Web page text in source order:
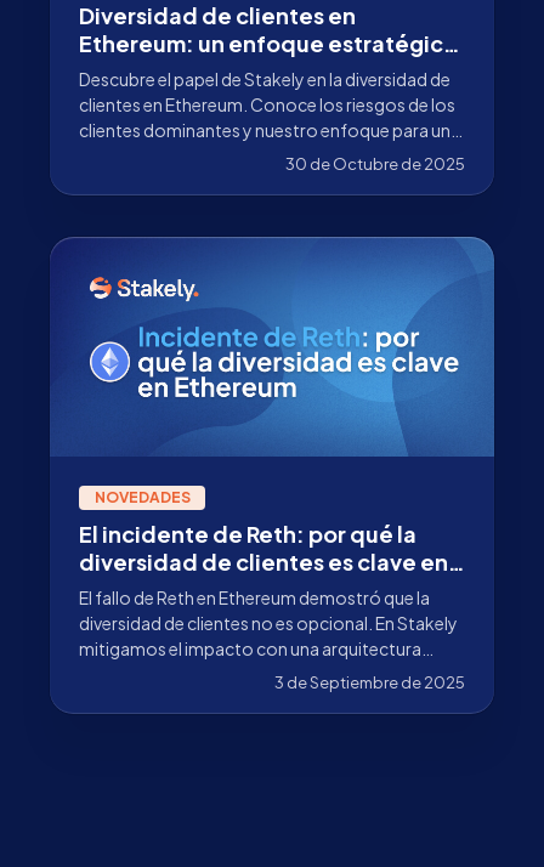
Diversidad de clientes en
Ethereum: un enfoque estratégico
para fortalecer la red
Descubre el papel de Stakely en la diversidad de
clientes en Ethereum. Conoce los riesgos de los
clientes dominantes y nuestro enfoque para una
30 de Octubre de 2025
NOVEDADES
El incidente de Reth: por qué la
diversidad de clientes es clave en
la infraestructura de Ethereum
El fallo de Reth en Ethereum demostró que la
diversidad de clientes no es opcional. En Stakely
mitigamos el impacto con una arquitectura
3 de Septiembre de 2025